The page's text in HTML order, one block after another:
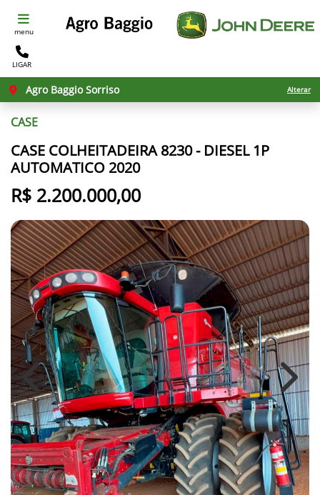
menu
LIGAR
Agro Baggio Sorriso Alterar
CASE
CASE COLHEITADEIRA 8230 - DIESEL 1P
AUTOMATICO 2020
R$ 2.200.000,00
Previous Next